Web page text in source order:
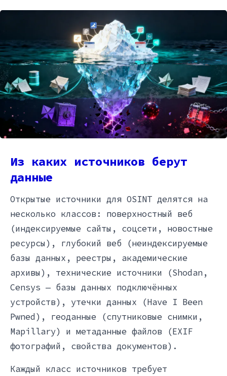
Из каких источников берут
данные
Открытые источники для OSINT делятся на
несколько классов: поверхностный веб
(индексируемые сайты, соцсети, новостные
ресурсы), глубокий веб (неиндексируемые
базы данных, реестры, академические
архивы), технические источники (Shodan,
Censys — базы данных подключённых
устройств), утечки данных (Have I Been
Pwned), геоданные (спутниковые снимки,
Mapillary) и метаданные файлов (EXIF
фотографий, свойства документов).
Каждый класс источников требует